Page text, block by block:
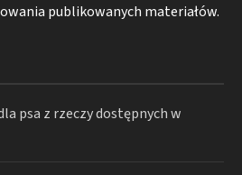
publikowanych materiałów.
psa z rzeczy dostępnych w